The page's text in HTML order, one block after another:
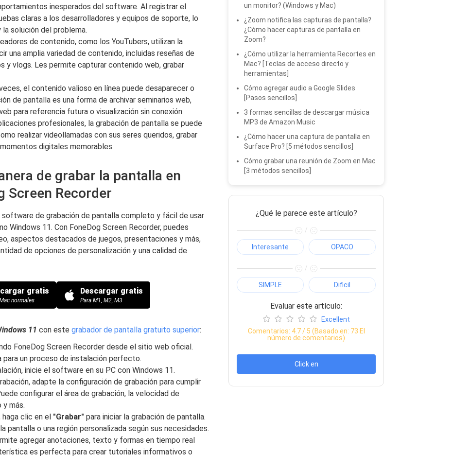
inesperados del software. Al registrar el
claras a los desarrolladores y equipos de soporte, lo
solución del problema.
de contenido, como los YouTubers, utilizan la
una amplia variedad de contenido, incluidas reseñas de
y vlogs. Les permite capturar contenido web, grabar
el contenido valioso en línea puede desaparecer o
de pantalla es una forma de archivar seminarios web,
para referencia futura o visualización sin conexión.
profesionales, la grabación de pantalla se puede
realizar videollamadas con sus seres queridos, grabar
digitales memorables.
de grabar la pantalla en
Screen Recorder
software de grabación de pantalla completo y fácil de usar
Windows 11. Con FoneDog Screen Recorder, puedes
aspectos destacados de juegos, presentaciones y más,
de opciones de personalización y una calidad de
gratis
normales
Descargar gratis
Para M1, M2, M3
11 con este grabador de pantalla gratuito superior:
FoneDog Screen Recorder desde el sitio web oficial.
para un proceso de instalación perfecto.
inicie el software en su PC con Windows 11.
adapte la configuración de grabación para cumplir
configurar el área de grabación, la velocidad de
más.
clic en el "Grabar" para iniciar la grabación de pantalla.
pantalla o una región personalizada según sus necesidades.
agregar anotaciones, texto y formas en tiempo real
es perfecta para crear tutoriales informativos o
un monitor? (Windows y Mac)
¿Zoom notifica las capturas de pantalla?
¿Cómo hacer capturas de pantalla en
Zoom?
¿Cómo utilizar la herramienta Recortes en
Mac? [Teclas de acceso directo y
herramientas]
Cómo agregar audio a Google Slides
[Pasos sencillos]
3 formas sencillas de descargar música
MP3 de Amazon Music
¿Cómo hacer una captura de pantalla en
Surface Pro? [5 métodos sencillos]
Cómo grabar una reunión de Zoom en Mac
[3 métodos sencillos]
¿Qué le parece este artículo?
/
Interesante OPACO
/
SIMPLE Dificil
Evaluar este artículo:
Excellent
Comentarios: 4.7/ 5 (Basado en: 73 El
número de comentarios)
Click en